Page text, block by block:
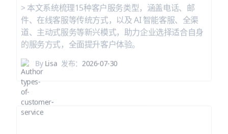
> 本文系统梳理15种客户服务类型，涵盖电话、邮
件、在线客服等传统方式，以及 AI 智能客服、全渠
道、主动式服务等新兴模式，助力企业选择适合自身
的服务方式，全面提升客户体验。
ByLisa 发布：2026-07-30